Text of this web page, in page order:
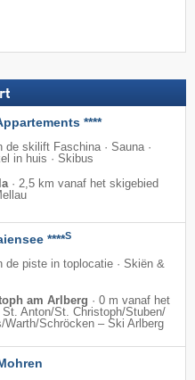
****
de skilift Faschina · Sauna ·
in huis · Skibus
· 2,5 km vanaf het skigebied
****S
de piste in toplocatie · Skiën &
am Arlberg · 0 m vanaf het
Anton/​St. Christoph/​Stuben/​
​Warth/​Schröcken – Ski Arlberg